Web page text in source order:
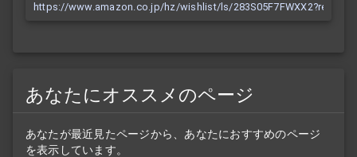
https://www.amazon.co.jp/hz/wishlist/ls/
あなたにオススメのページ
あなたが最近見たページから、あなたにおすすめのページ
を表示しています。